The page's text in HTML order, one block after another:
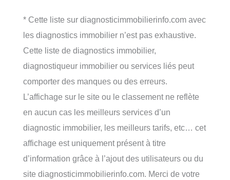
* Cette liste sur diagnosticimmobilierinfo.com avec
les diagnostics immobilier n’est pas exhaustive.
Cette liste de diagnostics immobilier,
diagnostiqueur immobilier ou services liés peut
comporter des manques ou des erreurs.
L’affichage sur le site ou le classement ne reflète
en aucun cas les meilleurs services d’un
diagnostic immobilier, les meilleurs tarifs, etc… cet
affichage est uniquement présent à titre
d’information grâce à l’ajout des utilisateurs ou du
site diagnosticimmobilierinfo.com. Merci de votre